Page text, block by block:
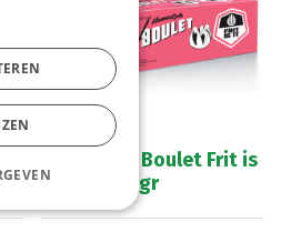
Gehaktbal Boulet Frit is
it 24 x 140 gr